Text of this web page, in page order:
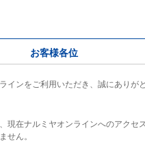
お客様各位
インをご利用いただき、誠にありが
現在ナルミヤオンラインへのアクセ
せん。